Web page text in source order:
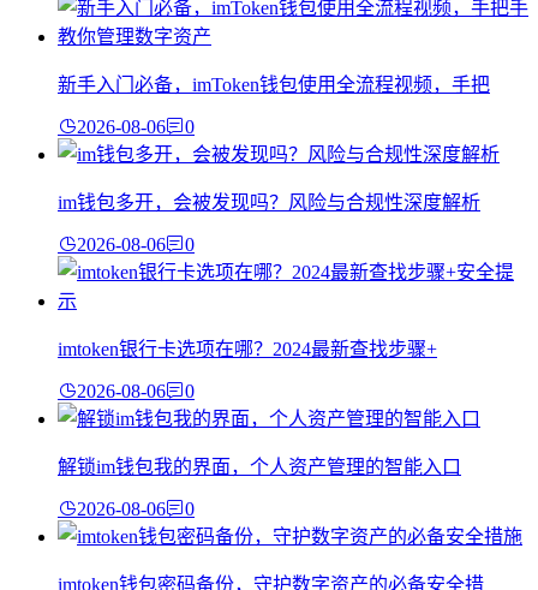
新手入门必备，imToken钱包使用全流程视频，手把
2026-08-06 0
im钱包多开，会被发现吗？风险与合规性深度解析
2026-08-06 0
imtoken银行卡选项在哪？2024最新查找步骤+
2026-08-06 0
解锁im钱包我的界面，个人资产管理的智能入口
2026-08-06 0
imtoken钱包密码备份，守护数字资产的必备安全措